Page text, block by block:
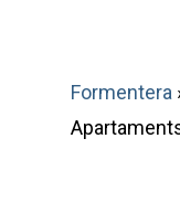
Formentera